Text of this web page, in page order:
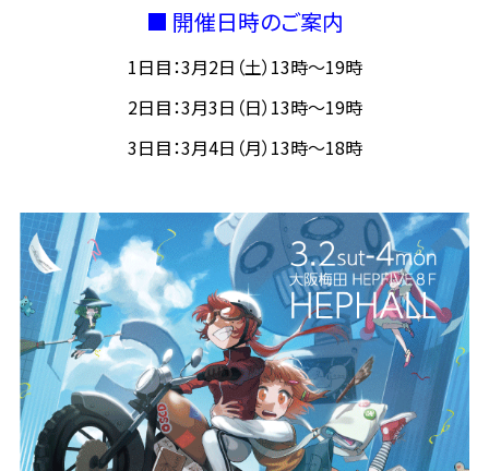
■ 開催日時のご案内
1日目：3月2日（土）13時～19時
2日目：3月3日（日）13時～19時
3日目：3月4日（月）13時～18時